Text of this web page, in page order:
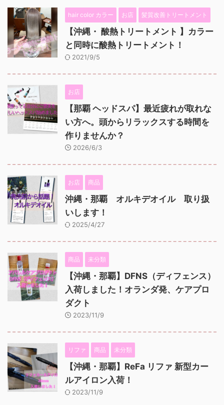
hair color カラー お店 髪質改善トリートメント
【沖縄・ 酸熱トリートメント 】カラー
と同時に酸熱トリートメント！
2021/9/5
お店
【那覇 ヘッドスパ】最近疲れが取れな
い方へ。頭からリラックスする時間を
作りませんか？
2026/6/3
お店 商品
沖縄・那覇 オルキデオイル 取り扱
いします！
2025/4/27
商品 未分類
【沖縄・那覇】DFNS（ディフェンス）
入荷しました！オランダ発、ケアプロ
ダクト
2023/11/9
リファ 商品 未分類
【沖縄・那覇】ReFa リファ 新型カー
ルアイロン入荷！
2023/11/9